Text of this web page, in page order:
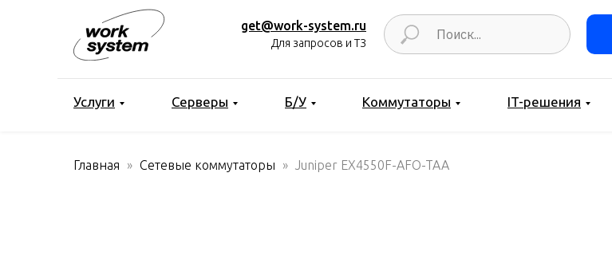
get@work-system.ru
Для запросов и ТЗ
Услуги Серверы Б/У Коммутаторы IT-решения
Главная Сетевые коммутаторы Juniper EX4550F-AFO-TAA